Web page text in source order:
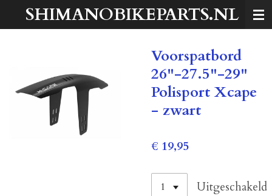
SHIMANOBIKEPARTS.NL
Voorspatbord
26"-27.5"-29"
Polisport Xcape
- zwart
€ 19,95
Uitgeschakeld